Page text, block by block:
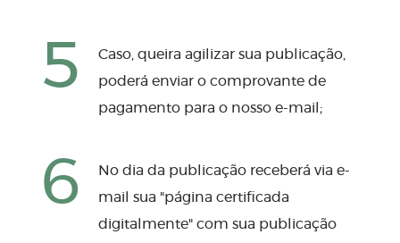
5
Caso, queira agilizar sua publicação,
poderá enviar o comprovante de
pagamento para o nosso e-mail;
6
No dia da publicação receberá via e-
mail sua "página certificada
digitalmente" com sua publicação